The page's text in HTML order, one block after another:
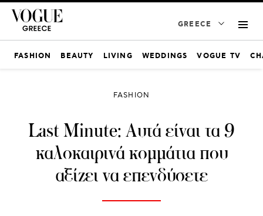
GREECE
FASHION BEAUTY LIVING WEDDINGS VOGUE TV
FASHION
Last Minute: Αυτά είναι τα 9
καλοκαιρινά κομμάτια που
αξίζει να επενδύσετε